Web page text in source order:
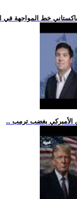
خط المواجهة
الأميركي يغضب ترمب